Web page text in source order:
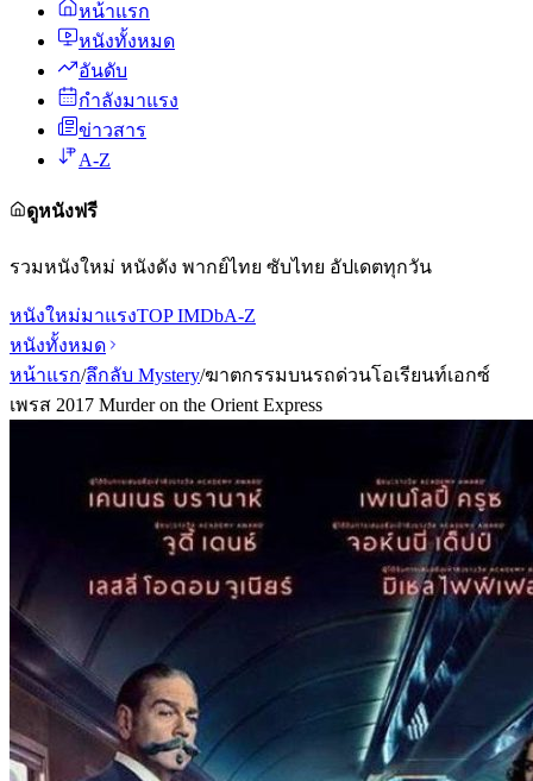
หน้าแรก
หนังทั้งหมด
อันดับ
กำลังมาแรง
ข่าวสาร
A-Z
ดูหนังฟรี
รวมหนังใหม่ หนังดัง พากย์ไทย ซับไทย อัปเดตทุกวัน
หนังใหม่มาแรงTOP IMDbA-Z
หนังทั้งหมด
หน้าแรก/ลึกลับ Mystery/ฆาตกรรมบนรถด่วนโอเรียนท์เอกซ์
เพรส 2017 Murder on the Orient Express